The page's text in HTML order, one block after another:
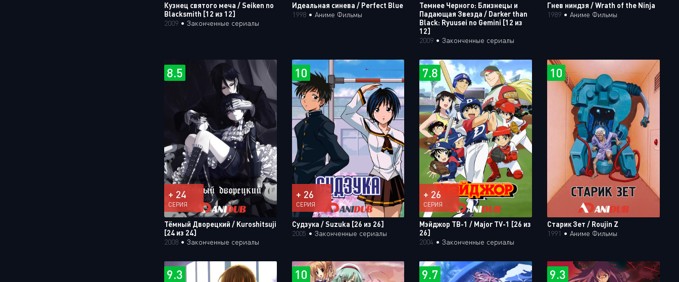
Кузнец святого меча / Seiken no
Blacksmith [12 из 12]
2009 • Законченные сериалы
Идеальная синева / Perfect Blue
1998• Аниме Фильмы
Темнее Черного: Близнецы и
Падающая Звезда / Darker than
Black: Ryuusei no Gemini [12 из
12]
2009 •Законченные сериалы
Гнев ниндзя / Wrath of the Ninja
1989 •Аниме Фильмы
8.5
+ 24
СЕРИЯ
Тёмный Дворецкий / Kuroshitsuji
[24 из 24]
2008 • Законченные сериалы
10
+ 26
СЕРИЯ
Судзука / Suzuka [26 из 26]
2005 • Законченные сериалы
7.8
+ 26
СЕРИЯ
Мэйджор ТВ-1 / Major TV-1 [26 из
26]
2004 •Законченные сериалы
10
Старик Зет / Roujin Z
1991 •Аниме Фильмы
9.3 10 9.7 9.3